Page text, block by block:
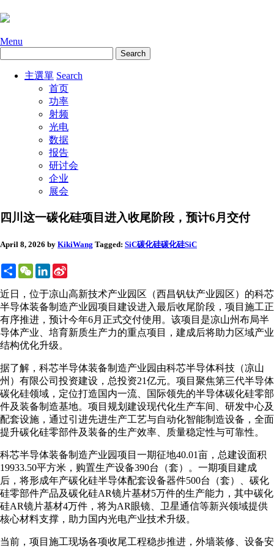
Menu
主選單 Search
首页
功率
射频
光电
数据
报告
研讨会
企业
展会
四川这一碳化硅项目进入收尾阶段，预计6月交付
April 8, 2026 by KikiWang Tagged: SiC碳化硅碳化硅SiC
ShareWeChatLinkedIn
近日，位于凉山高新技术产业园区（西昌钒钛产业园区）的科芯
半导体装备制造产业园项目建设进入最后收尾阶段，项目施工正
有序推进，预计今年6月正式交付使用。该项目是凉山州布局半
导体产业、培育新质生产力的重点项目，建成后将助力区域产业
结构优化升级。
据了解，科芯半导体装备制造产业园由科芯半导体科技（凉山
州）有限公司投资建设，总投资21亿元。项目聚焦第三代半导体
碳化硅领域，定位打造国内一流、国际领先的半导体碳化硅零部
件及装备制造基地。项目规划建设现代化生产车间、研发中心及
配套设施，通过引进先进生产工艺与自动化智能制造设备，全面
提升碳化硅零部件及装备的生产效率、质量稳定性与可靠性。
科芯半导体装备制造产业园项目一期征地40.01亩，总建设面积
19933.50平方米，购置生产设备390台（套）。一期项目建成
后，将形成年产碳化硅半导体配套设备器件500台（套）、碳化
硅零部件产品及碳化硅AR镜片基材5万件的生产能力，其中碳化
硅AR镜片基材4万件，将为AR眼镜、卫星通信等新兴领域提供
核心材料支撑，助力国内光电产业技术升级。
当前，项目施工现场各项收尾工程稳步推进，外墙装修、设备安